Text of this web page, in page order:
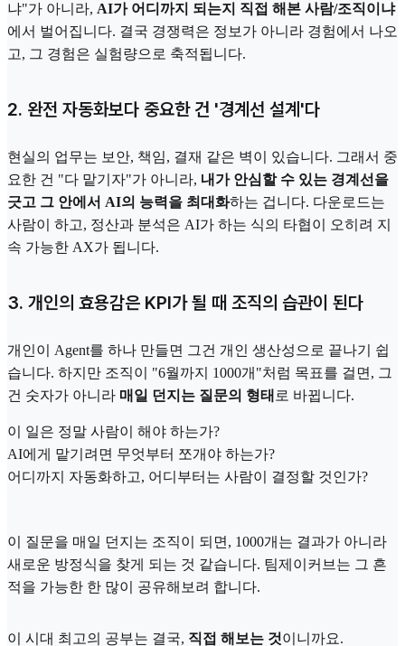
냐"가 아니라, AI가 어디까지 되는지 직접 해본 사람/조직이냐
에서 벌어집니다. 결국 경쟁력은 정보가 아니라 경험에서 나오
고, 그 경험은 실험량으로 축적됩니다.
2. 완전 자동화보다 중요한 건 '경계선 설계'다
현실의 업무는 보안, 책임, 결재 같은 벽이 있습니다. 그래서 중
요한 건 "다 맡기자"가 아니라, 내가 안심할 수 있는 경계선을
긋고 그 안에서 AI의 능력을 최대화하는 겁니다. 다운로드는
사람이 하고, 정산과 분석은 AI가 하는 식의 타협이 오히려 지
속 가능한 AX가 됩니다.
3. 개인의 효용감은 KPI가 될 때 조직의 습관이 된다
개인이 Agent를 하나 만들면 그건 개인 생산성으로 끝나기 쉽
습니다. 하지만 조직이 "6월까지 1000개"처럼 목표를 걸면, 그
건 숫자가 아니라 매일 던지는 질문의 형태 로 바뀝니다.
이 일은 정말 사람이 해야 하는가?
AI에게 맡기려면 무엇부터 쪼개야 하는가?
어디까지 자동화하고, 어디부터는 사람이 결정할 것인가?
이 질문을 매일 던지는 조직이 되면, 1000개는 결과가 아니라
새로운 방정식을 찾게 되는 것 같습니다. 팀제이커브는 그 흔
적을 가능한 한 많이 공유해보려 합니다.
이 시대 최고의 공부는 결국, 직접 해보는 것이니까요.